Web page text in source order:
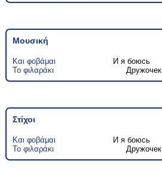
Μουσική
Και φοβάμαι И я боюсь
Το φιλαράκι
Дружочек
Στίχοι
Και φοβάμαι И я боюсь
Το φιλαράκι
Дружочек